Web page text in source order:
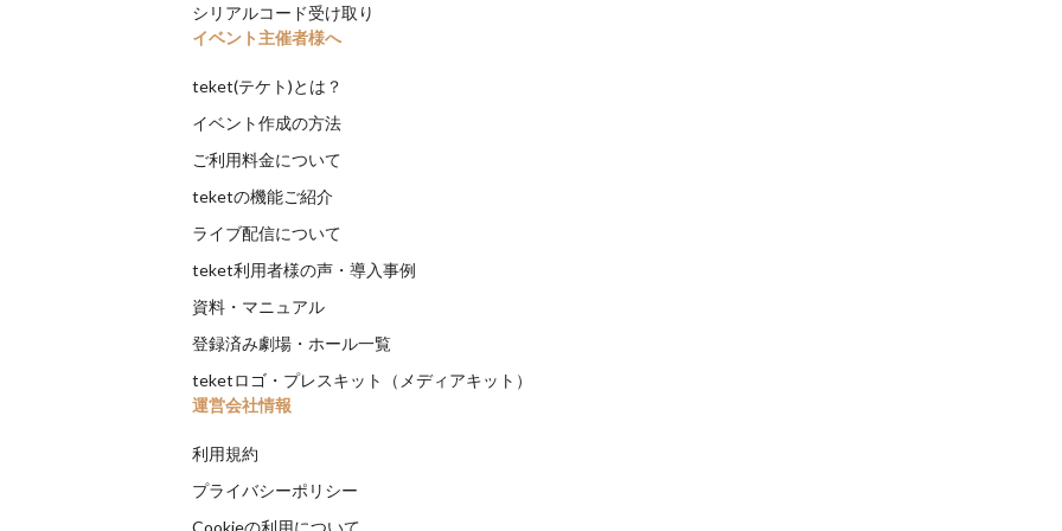
シリアルコード受け取り
イベント主催者様へ
teket(テケト)とは？
イベント作成の方法
ご利用料金について
teketの機能ご紹介
ライブ配信について
teket利用者様の声・導入事例
資料・マニュアル
登録済み劇場・ホール一覧
teketロゴ・プレスキット（メディアキット）
運営会社情報
利用規約
プライバシーポリシー